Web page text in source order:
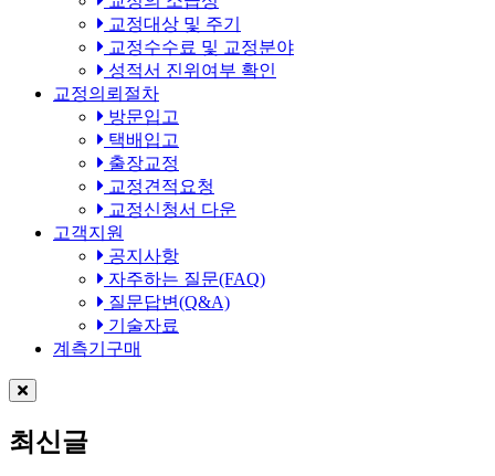
교정대상 및 주기
교정수수료 및 교정분야
성적서 진위여부 확인
교정의뢰절차
방문입고
택배입고
출장교정
교정견적요청
교정신청서 다운
고객지원
공지사항
자주하는 질문(FAQ)
질문답변(Q&A)
기술자료
계측기구매
최신글